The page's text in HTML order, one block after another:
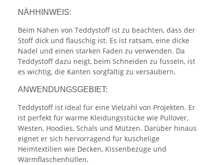
NÄHHINWEIS:
Beim Nähen von Teddystoff ist zu beachten, dass der
Stoff dick und flauschig ist. Es ist ratsam, eine dicke
Nadel und einen starken Faden zu verwenden. Da
Teddystoff dazu neigt, beim Schneiden zu fusseln, ist
es wichtig, die Kanten sorgfältig zu versäubern.
ANWENDUNGSGEBIET:
Teddystoff ist ideal für eine Vielzahl von Projekten. Er
ist perfekt für warme Kleidungsstücke wie Pullover,
Westen, Hoodies, Schals und Mützen. Darüber hinaus
eignet er sich hervorragend für kuschelige
Heimtextilien wie Decken, Kissenbezüge und
Wärmflaschenhüllen.